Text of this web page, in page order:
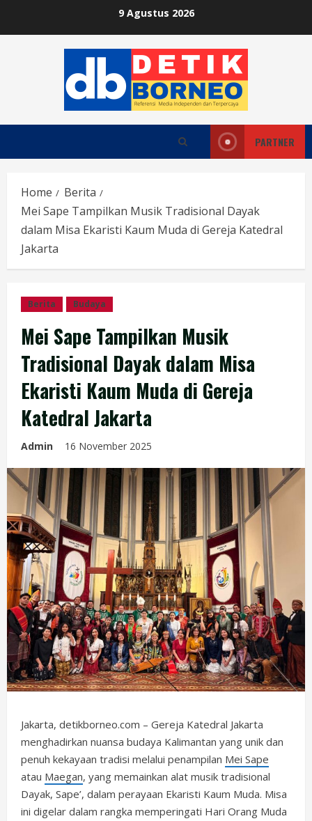
9 Agustus 2026
PARTNER
Home
Berita
Mei Sape Tampilkan Musik Tradisional Dayak
dalam Misa Ekaristi Kaum Muda di Gereja Katedral
Jakarta
Berita Budaya
Mei Sape Tampilkan Musik
Tradisional Dayak dalam Misa
Ekaristi Kaum Muda di Gereja
Katedral Jakarta
Admin 16 November 2025
Jakarta, detikborneo.com – Gereja Katedral Jakarta
menghadirkan nuansa budaya Kalimantan yang unik dan
penuh kekayaan tradisi melalui penampilan Mei Sape
atau Maegan, yang memainkan alat musik tradisional
Dayak, Sape’, dalam perayaan Ekaristi Kaum Muda. Misa
ini digelar dalam rangka memperingati Hari Orang Muda